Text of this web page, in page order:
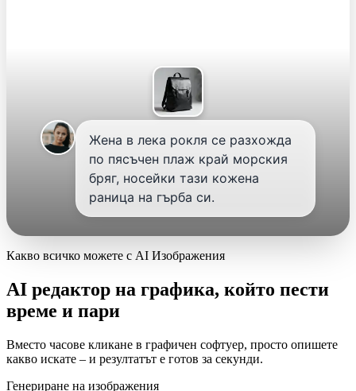
Жена в лека рокля се разхожда
по пясъчен плаж край морския
бряг, носейки тази кожена
раница на гърба си.
Какво всичко можете с AI Изображения
AI редактор на графика, който пести
време и пари
Вместо часове кликане в графичен софтуер, просто опишете
какво искате – и резултатът е готов за секунди.
Генериране на изображения